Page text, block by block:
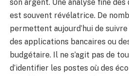
son argent. Une analyse fine
est souvent révélatrice. De
permettent aujourd’hui de
des applications bancaires ou
budgétaire. Il ne s’agit pas de
d’identifier les postes où des